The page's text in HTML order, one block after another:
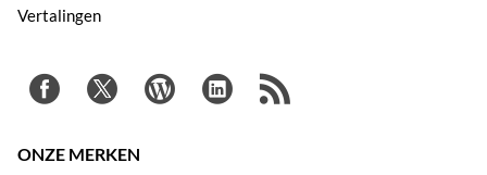
Vertalingen
ONZE MERKEN